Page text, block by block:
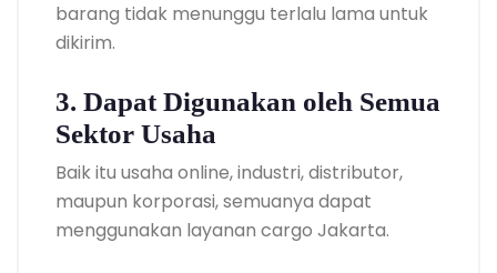
barang tidak menunggu terlalu lama untuk
dikirim.
3. Dapat Digunakan oleh Semua
Sektor Usaha
Baik itu usaha online, industri, distributor,
maupun korporasi, semuanya dapat
menggunakan layanan cargo Jakarta.